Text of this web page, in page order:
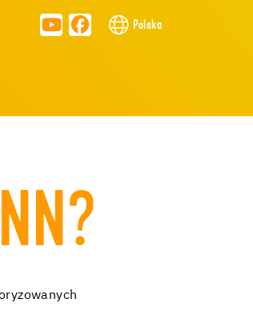
Polska